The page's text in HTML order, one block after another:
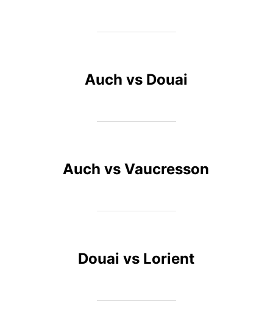
Auch vs Douai
Auch vs Vaucresson
Douai vs Lorient